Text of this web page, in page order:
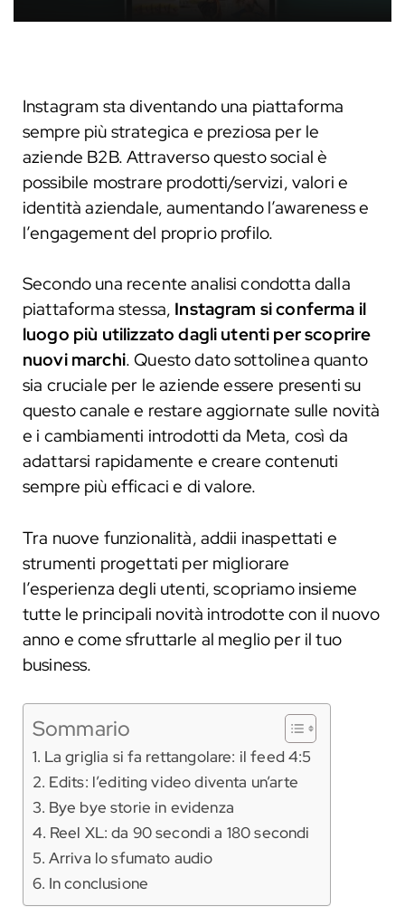
Instagram sta diventando una piattaforma
sempre più strategica e preziosa per le
aziende B2B. Attraverso questo social è
possibile mostrare prodotti/servizi, valori e
identità aziendale, aumentando l’awareness e
l’engagement del proprio profilo.
Secondo una recente analisi condotta dalla
piattaforma stessa, Instagram si conferma il
luogo più utilizzato dagli utenti per scoprire
nuovi marchi. Questo dato sottolinea quanto
sia cruciale per le aziende essere presenti su
questo canale e restare aggiornate sulle novità
e i cambiamenti introdotti da Meta, così da
adattarsi rapidamente e creare contenuti
sempre più efficaci e di valore.
Tra nuove funzionalità, addii inaspettati e
strumenti progettati per migliorare
l’esperienza degli utenti, scopriamo insieme
tutte le principali novità introdotte con il nuovo
anno e come sfruttarle al meglio per il tuo
business.
Sommario
La griglia si fa rettangolare: il feed 4:5
Edits: l’editing video diventa un’arte
Bye bye storie in evidenza
Reel XL: da 90 secondi a 180 secondi
Arriva lo sfumato audio
In conclusione